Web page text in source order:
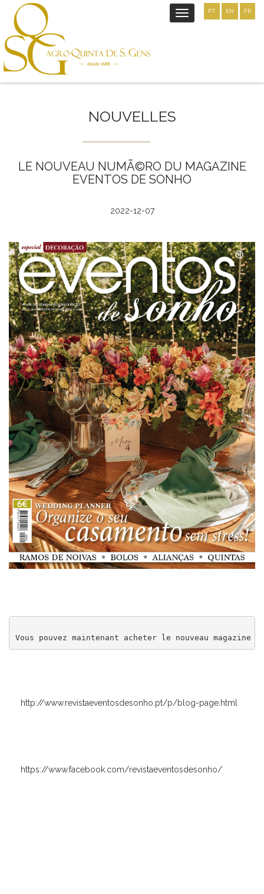
PT EN FR
Toggle
NOUVELLES
LE NOUVEAU NUMÃ©RO DU MAGAZINE
EVENTOS DE SONHO
2022-12-07
Vous pouvez maintenant acheter le nouveau
http://www.revistaeventosdesonho.pt/p/blog-page.html
https://www.facebook.com/revistaeventosdesonho/